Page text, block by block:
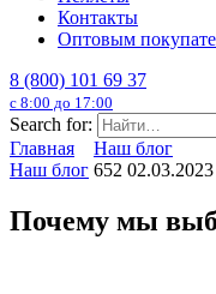
Контакты
Оптовым
8 (800) 101 69 37
с 8:00 до 17:00
Search for:
Главная
Наш блог
Наш блог 652 02.03.2023
Почему мы